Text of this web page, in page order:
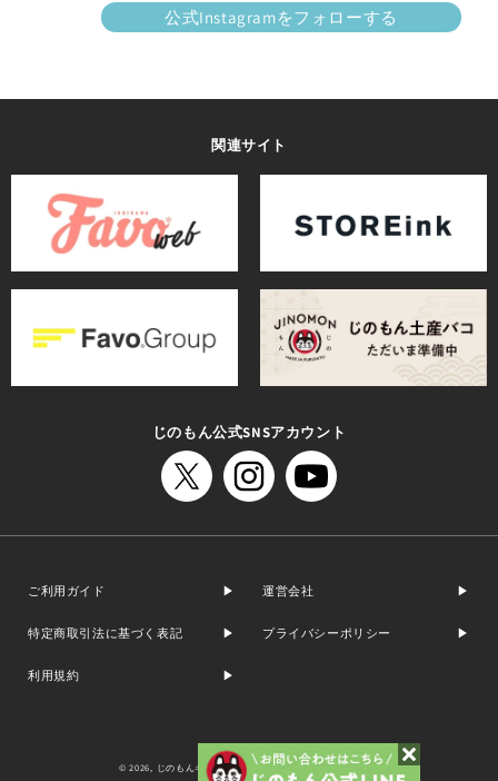
公式Instagramをフォローする
関連サイト
じのもん公式SNSアカウント
ご利用ガイド 運営会社
特定商取引法に基づく表記 プライバシーポリシー
利用規約
© 2026, じのもんギフトバコ / じのもんオンラインショップ